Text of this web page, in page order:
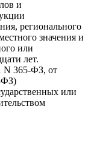
и
регионального
значения и
или
лет.
N 365-ФЗ, от
ФЗ)
или